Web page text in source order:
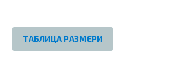
135.00 €.
ТАБЛИЦА РАЗМЕРИ